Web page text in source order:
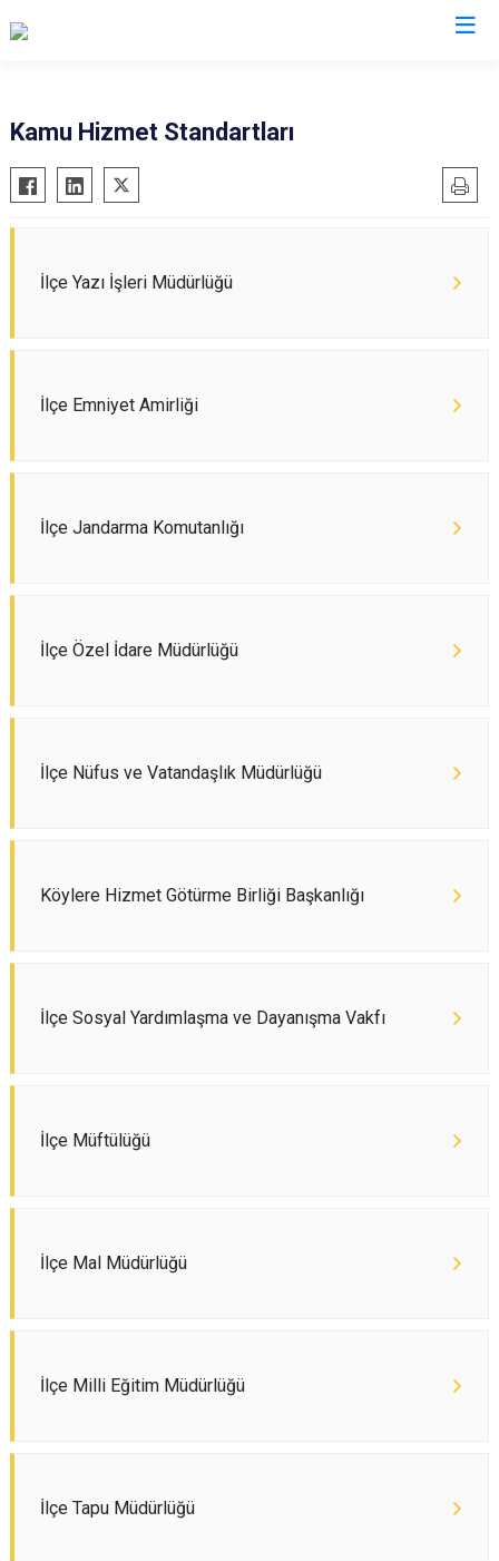
Banaz
Eşme
Sivaslı
Kamu Hizmet Standartları
İlçe Yazı İşleri Müdürlüğü
İlçe Emniyet Amirliği
İlçe Jandarma Komutanlığı
İlçe Özel İdare Müdürlüğü
İlçe Nüfus ve Vatandaşlık Müdürlüğü
Köylere Hizmet Götürme Birliği Başkanlığı
İlçe Sosyal Yardımlaşma ve Dayanışma Vakfı
İlçe Müftülüğü
İlçe Mal Müdürlüğü
İlçe Milli Eğitim Müdürlüğü
İlçe Tapu Müdürlüğü